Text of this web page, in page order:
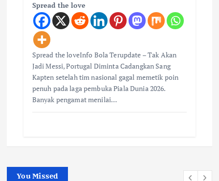
Spread the love
Spread the loveInfo Bola Terupdate – Tak Akan
Jadi Messi, Portugal Diminta Cadangkan Sang
Kapten setelah tim nasional gagal memetik poin
penuh pada laga pembuka Piala Dunia 2026.
Banyak pengamat menilai…
You Missed